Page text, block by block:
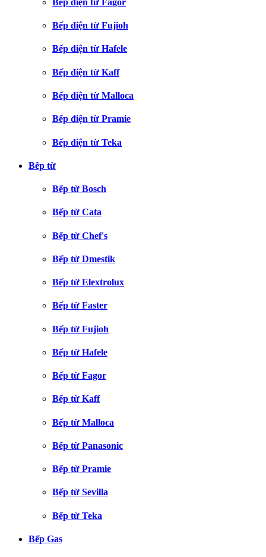
Bếp điện từ Fagor
Bếp điện từ Fujioh
Bếp điện từ Hafele
Bếp điện từ Kaff
Bếp điện từ Malloca
Bếp điện từ Pramie
Bếp điện từ Teka
Bếp từ
Bếp từ Bosch
Bếp từ Cata
Bếp từ Chef's
Bếp từ Dmestik
Bếp từ Elextrolux
Bếp từ Faster
Bếp từ Fujioh
Bếp từ Hafele
Bếp từ Fagor
Bếp từ Kaff
Bếp từ Malloca
Bếp từ Panasonic
Bếp từ Pramie
Bếp từ Sevilla
Bếp từ Teka
Bếp Gas